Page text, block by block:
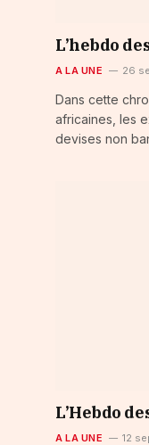
L’hebdo
A LA UNE 26
Dans cette
africaines, les
devises non
L’Hebdo
A LA UNE 12